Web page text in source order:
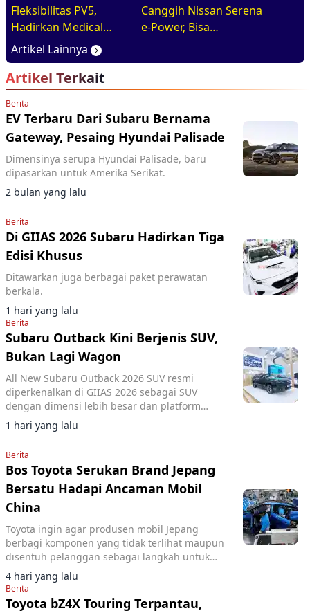
Fleksibilitas PV5,
Hadirkan Medical
Purpose Vehicle di
GIIAS 2026
Canggih Nissan Serena
e-Power, Bisa
Kebutuhan Harian
Artikel Lainnya
Artikel Terkait
Berita
EV Terbaru Dari Subaru Bernama
Gateway, Pesaing Hyundai Palisade
Dimensinya serupa Hyundai Palisade, baru
dipasarkan untuk Amerika Serikat.
2 bulan yang lalu
Berita
Di GIIAS 2026 Subaru Hadirkan Tiga
Edisi Khusus
Ditawarkan juga berbagai paket perawatan
berkala.
1 hari yang lalu
Berita
Subaru Outback Kini Berjenis SUV,
Bukan Lagi Wagon
All New Subaru Outback 2026 SUV resmi
diperkenalkan di GIIAS 2026 sebagai SUV
dengan dimensi lebih besar dan platform
Subaru Global yang baru.
1 hari yang lalu
Berita
Bos Toyota Serukan Brand Jepang
Bersatu Hadapi Ancaman Mobil
China
Toyota ingin agar produsen mobil Jepang
berbagi komponen yang tidak terlihat maupun
disentuh pelanggan sebagai langkah untuk
memangkas biaya dan menghadapi
meningkatnya persaingan.
4 hari yang lalu
Berita
Toyota bZ4X Touring Terpantau,